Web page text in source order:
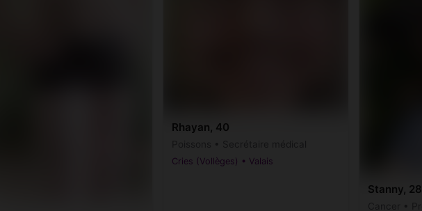
Rhayan, 40
Cries (Vollèges) • Valais
Stanny, 28